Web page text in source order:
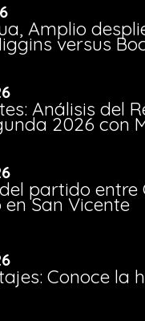
Amplio
versus
Análisis del
2026 con
partido entre
San Vicente
Conoce la